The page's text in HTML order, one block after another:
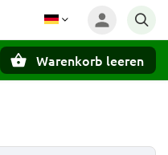
Warenkorb leeren